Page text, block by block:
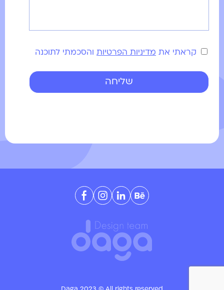
קראתי את מדיניות הפרטיות והסכמתי לתוכנה